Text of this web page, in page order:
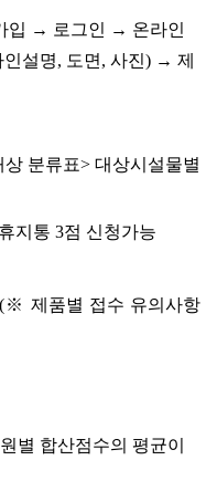
입 → 로그인 → 온라인
설명, 도면, 사진) → 제
분류표> 대상시설물별
지통 3점 신청가능
제품별 접수 유의사항
별 합산점수의 평균이